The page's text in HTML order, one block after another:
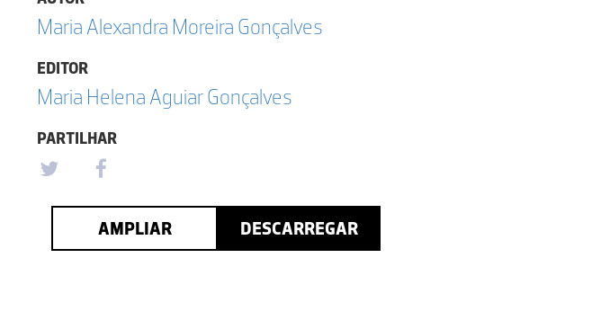
Maria Alexandra Moreira Gonçalves
EDITOR
Maria Helena Aguiar Gonçalves
PARTILHAR
AMPLIAR DESCARREGAR